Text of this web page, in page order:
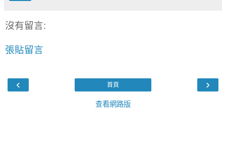
沒有留言:
張貼留言
‹ ›
首頁
查看網路版